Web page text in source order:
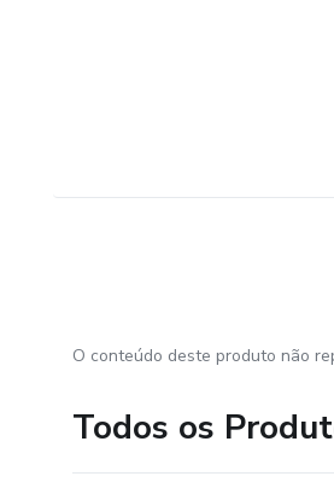
O conteúdo deste produto não
Todos os